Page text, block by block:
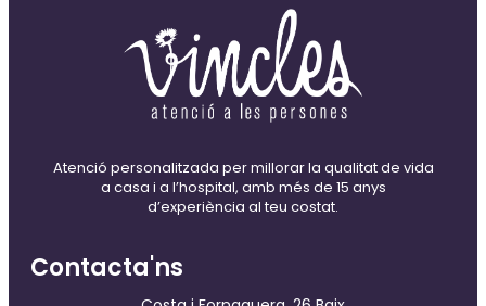
Atenció personalitzada per millorar la qualitat de vida
a casa i a l’hospital, amb més de 15 anys
d’experiència al teu costat.
Contacta'ns